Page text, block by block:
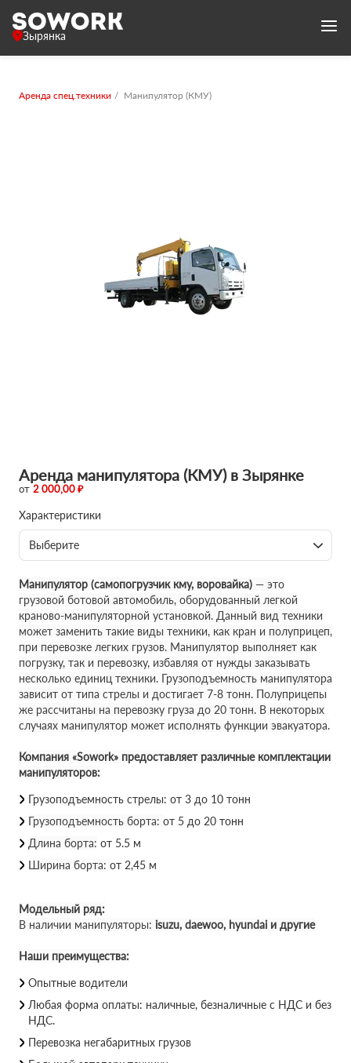
Зырянка
Аренда спец.техники Манипулятор (КМУ)
Аренда манипулятора (КМУ) в Зырянке
от 2 000,00 ₽
Характеристики
Выберите
Манипулятор (самопогрузчик кму, воровайка) — это
грузовой ботовой автомобиль, оборудованный легкой
краново-манипуляторной установкой. Данный вид техники
может заменить такие виды техники, как кран и полуприцеп,
при перевозке легких грузов. Манипулятор выполняет как
погрузку, так и перевозку, избавляя от нужды заказывать
несколько единиц техники. Грузоподъемность манипулятора
зависит от типа стрелы и достигает 7-8 тонн. Полуприцепы
же рассчитаны на перевозку груза до 20 тонн. В некоторых
случаях манипулятор может исполнять функции эвакуатора.
Компания «Sowork» предоставляет различные комплектации
манипуляторов:
Грузоподъемность стрелы: от 3 до 10 тонн
Грузоподъемность борта: от 5 до 20 тонн
Длина борта: от 5.5 м
Ширина борта: от 2,45 м
Модельный ряд:
В наличии манипуляторы: isuzu, daewoo, hyundai и другие
Наши преимущества:
Опытные водители
Любая форма оплаты: наличные, безналичные с НДС и без
НДС.
Перевозка негабаритных грузов